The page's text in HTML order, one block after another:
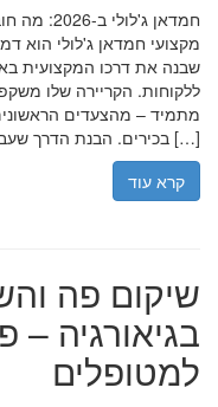
חמדאן
מקצועי חמדאן ג'לולי הוא
שבנה את דרכו המקצועית
ללקוחות. הקריירה שלו
מתמיד – מהצעדים
בכירים. הבנת הדרך שעבר חמדאן ג'לולי מספקת […]
קרא עוד
שיקום פה
בגיאורגיה –
למטופלים